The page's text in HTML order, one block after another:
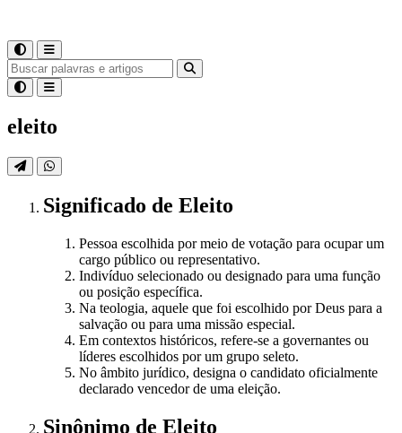
eleito
Significado de Eleito
Pessoa escolhida por meio de votação para ocupar um
cargo público ou representativo.
Indivíduo selecionado ou designado para uma função
ou posição específica.
Na teologia, aquele que foi escolhido por Deus para a
salvação ou para uma missão especial.
Em contextos históricos, refere-se a governantes ou
líderes escolhidos por um grupo seleto.
No âmbito jurídico, designa o candidato oficialmente
declarado vencedor de uma eleição.
Sinônimo de Eleito